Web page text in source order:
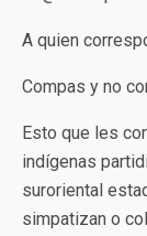
A quien
Compas y no
Esto que les
indígenas
suroriental
simpatizan o